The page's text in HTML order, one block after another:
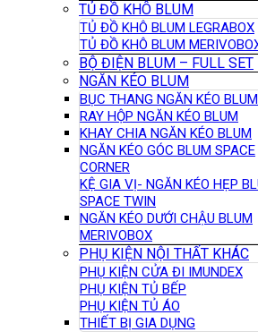
TỦ ĐỒ KHÔ BLUM
TỦ ĐỒ KHÔ BLUM LEGRABOX
TỦ ĐỒ KHÔ BLUM
BỘ ĐIỆN BLUM – FULL SET
NGĂN KÉO BLUM
BỤC THANG NGĂN KÉO BLUM
RAY HỘP NGĂN KÉO BLUM
KHAY CHIA NGĂN KÉO BLUM
NGĂN KÉO GÓC BLUM SPACE
CORNER
KỆ GIA VỊ- NGĂN KÉO HẸP
SPACE TWIN
NGĂN KÉO DƯỚI CHẬU BLUM
MERIVOBOX
PHỤ KIỆN NỘI THẤT KHÁC
PHỤ KIỆN CỬA ĐI IMUNDEX
PHỤ KIỆN TỦ BẾP
PHỤ KIỆN TỦ ÁO
THIẾT BỊ GIA DỤNG